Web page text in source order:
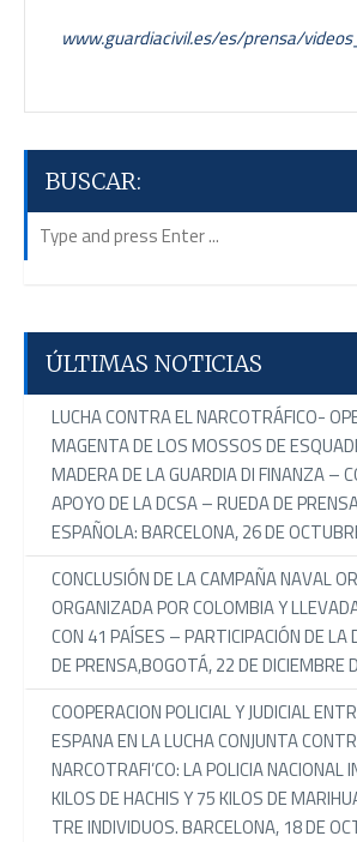
BUSCAR:
ÚLTIMAS NOTICIAS
LUCHA CONTRA EL NARCOTRÁFICO-
MAGENTA DE LOS MOSSOS DE
MADERA DE LA GUARDIA DI FINANZA –
APOYO DE LA DCSA – RUEDA DE
ESPAÑOLA: BARCELONA, 26 DE
CONCLUSIÓN DE LA CAMPAÑA NAVAL
ORGANIZADA POR COLOMBIA Y
CON 41 PAÍSES – PARTICIPACIÓN DE LA
DE PRENSA,BOGOTÁ, 22 DE DICIEMBRE
COOPERACION POLICIAL Y JUDICIAL
ESPANA EN LA LUCHA CONJUNTA
NARCOTRAFI’CO: LA POLICIA NACIONAL
KILOS DE HACHIS Y 75 KILOS DE
TRE INDIVIDUOS. BARCELONA, 18 DE
www.guardiacivil.es/es/prensa/